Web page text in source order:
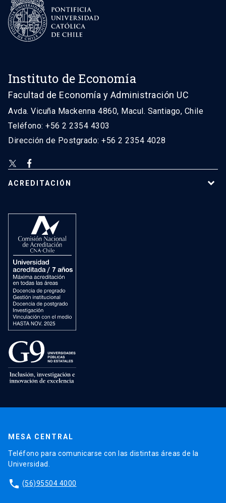
Instituto de Economía
Facultad de Economía y Administración UC
Avda. Vicuña Mackenna 4860, Macul. Santiago, Chile
Teléfono: +56 2 2354 4303
Dirección de Postgrado: +56 2 2354 4028
ACREDITACIÓN
MESA CENTRAL
Teléfono para comunicarse con las distintas áreas de la
Universidad.
phone (56)95504 4000